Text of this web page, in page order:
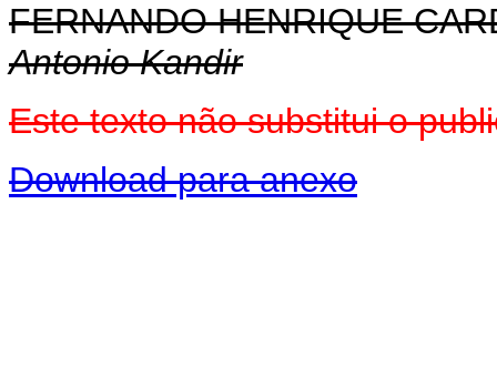
FERNANDO HENRIQUE
Antonio Kandir
Este texto não substitui o
Download para anexo